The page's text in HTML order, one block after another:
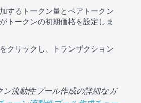
するトークン量とペアトークン
トークンの初期価格を設定しま
クリックし、トランザクション
ン流動性プール作成の詳細なガ